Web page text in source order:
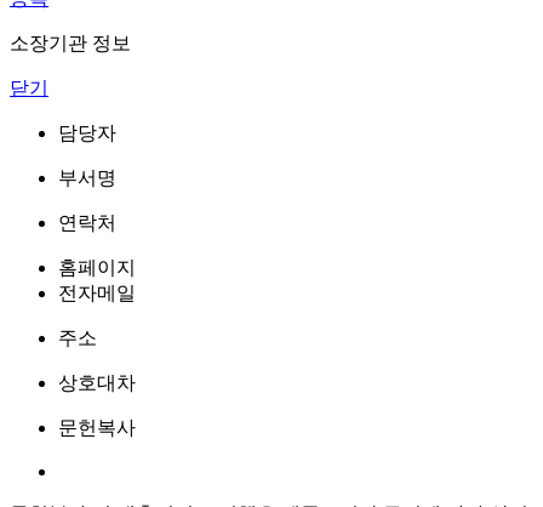
소장기관 정보
닫기
담당자
부서명
연락처
홈페이지
전자메일
주소
상호대차
문헌복사